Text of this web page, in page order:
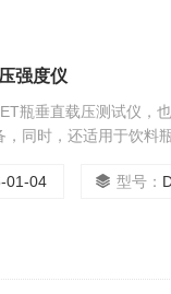
强度仪
瓶垂直载压测试仪，
，同时，还适用于饮料
01-04 型号：